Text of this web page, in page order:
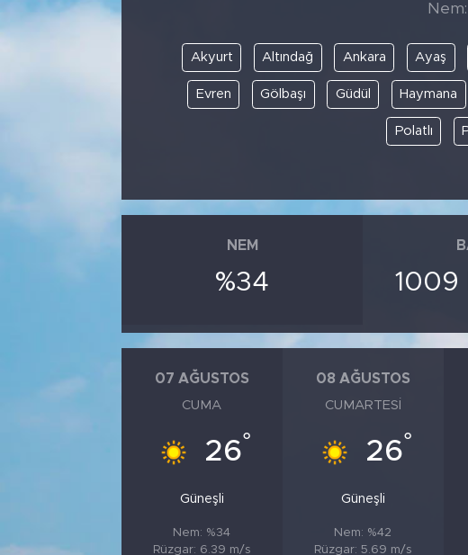
Akyurt Altındağ Ankara Ayaş
Evren Gölbaşı Güdül Haymana
Polatlı
NEM
%34 1009
07 AĞUSTOS
CUMA
26°
Güneşli
Nem: %34
Rüzgar: 6.39 m/s
08 AĞUSTOS
CUMARTESI
26°
Güneşli
Nem: %42
Rüzgar: 5.69 m/s